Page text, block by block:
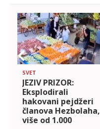
SVET
JEZIV PRIZOR:
Eksplodirali
hakovani pejdžeri
članova Hezbolaha,
više od 1.000